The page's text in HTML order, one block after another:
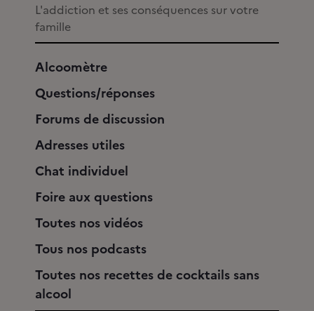
L'addiction et ses conséquences sur votre
famille
Alcoomètre
Questions/réponses
Forums de discussion
Adresses utiles
Chat individuel
Foire aux questions
Toutes nos vidéos
Tous nos podcasts
Toutes nos recettes de cocktails sans
alcool